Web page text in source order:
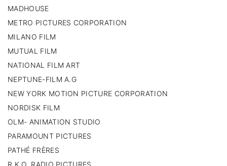
MADHOUSE
METRO PICTURES CORPORATION
MILANO FILM
MUTUAL FILM
NATIONAL FILM ART
NEPTUNE-FILM A.G
NEW YORK MOTION PICTURE CORPORATION
NORDISK FILM
OLM- ANIMATION STUDIO
PARAMOUNT PICTURES
PATHÉ FRÈRES
R.K.O. RADIO PICTURES